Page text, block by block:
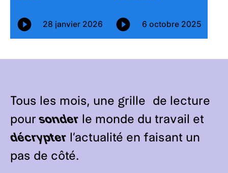
28 janvier 2026 6 octobre 2025
Tous les mois, une grille de lecture
pour sonder le monde du travail et
décrypter l’actualité en faisant un
pas de côté.